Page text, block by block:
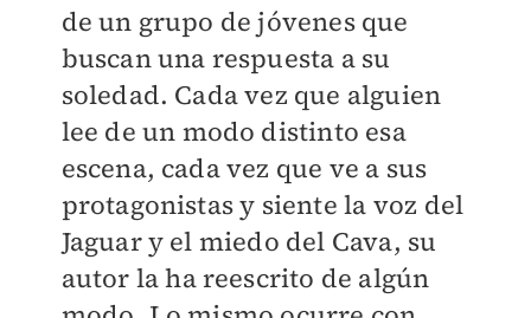
de un grupo de jóvenes que
buscan una respuesta a su
soledad. Cada vez que alguien
lee de un modo distinto esa
escena, cada vez que ve a sus
protagonistas y siente la voz del
Jaguar y el miedo del Cava, su
autor la ha reescrito de algún